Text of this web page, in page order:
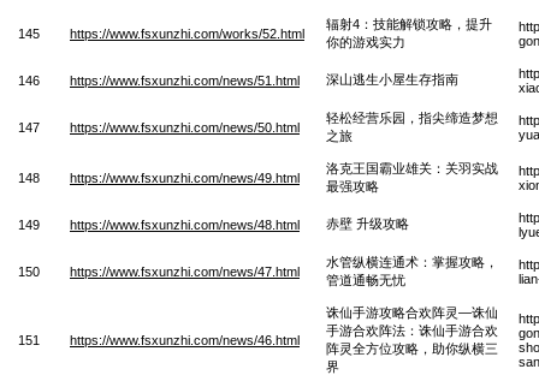
145 https://www.fsxunzhi.com/works/52.html
辐射4：技能解锁攻略，提升
你的游戏实力
146 https://www.fsxunzhi.com/news/51.html 深山逃生小屋生存指南
147 https://www.fsxunzhi.com/news/50.html
轻松经营乐园，指尖缔造梦想
之旅
148 https://www.fsxunzhi.com/news/49.html
洛克王国霸业雄关：关羽实战
最强攻略
149 https://www.fsxunzhi.com/news/48.html 赤壁 升级攻略
150 https://www.fsxunzhi.com/news/47.html
水管纵横连通术：掌握攻略，
管道通畅无忧
151 https://www.fsxunzhi.com/news/46.html
诛仙手游攻略合欢阵灵—诛仙
手游合欢阵法：诛仙手游合欢
阵灵全方位攻略，助你纵横三
界